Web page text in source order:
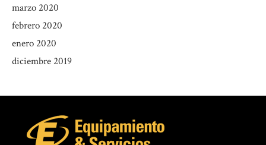
marzo 2020
febrero 2020
enero 2020
diciembre 2019